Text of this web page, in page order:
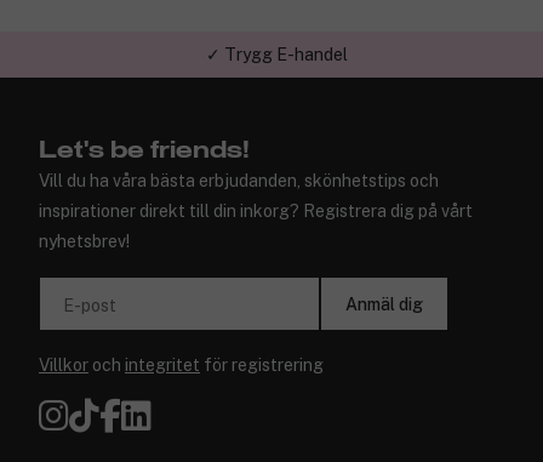
✓ Trygg E-handel
Let's be friends!
Vill du ha våra bästa erbjudanden, skönhetstips och
inspirationer direkt till din inkorg? Registrera dig på vårt
nyhetsbrev!
E-post Anmäl dig
Villkor och integritet för registrering